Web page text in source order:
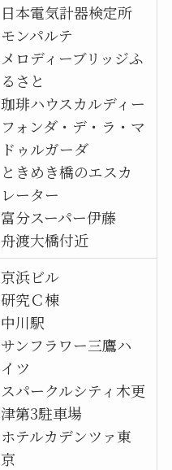
日本電気計器検定所
モンパルテ
メロディーブリッジふ
るさと
珈琲ハウスカルディー
フォンダ・デ・ラ・マ
ドゥルガーダ
ときめき橋のエスカ
レーター
富分スーパー伊藤
舟渡大橋付近
京浜ビル
研究Ｃ棟
中川駅
サンフラワー三鷹ハ
イツ
スパークルシティ木更
津第3駐車場
ホテルカデンツァ東
京